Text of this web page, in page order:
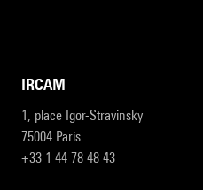
IRCAM
1, place Igor-Stravinsky
75004 Paris
+33 1 44 78 48 43